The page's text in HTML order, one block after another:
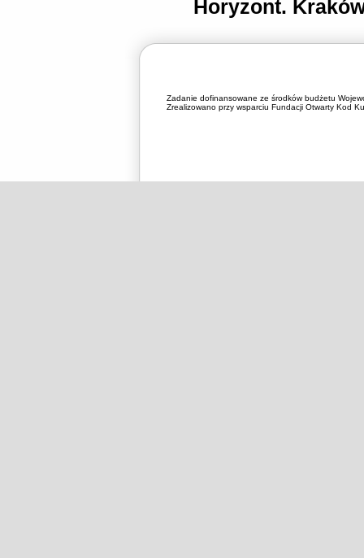
Horyzont.
Zadanie dofinansowane ze środków budżetu
Zrealizowano przy wsparciu Fundacji Otwarty Kod